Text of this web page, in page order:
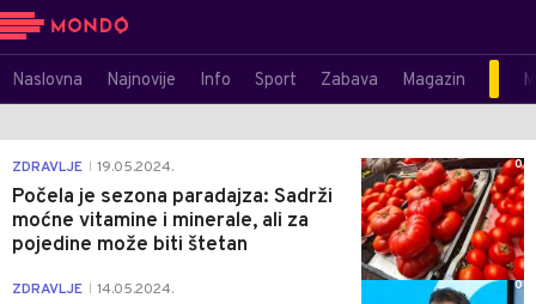
Naslovna Najnovije Info Sport Zabava Magazin
ZDRAVLJE 19.05.2024.
Počela je sezona paradajza: Sadrži
moćne vitamine i minerale, ali za
pojedine može biti štetan
0
ZDRAVLJE 14.05.2024. 0